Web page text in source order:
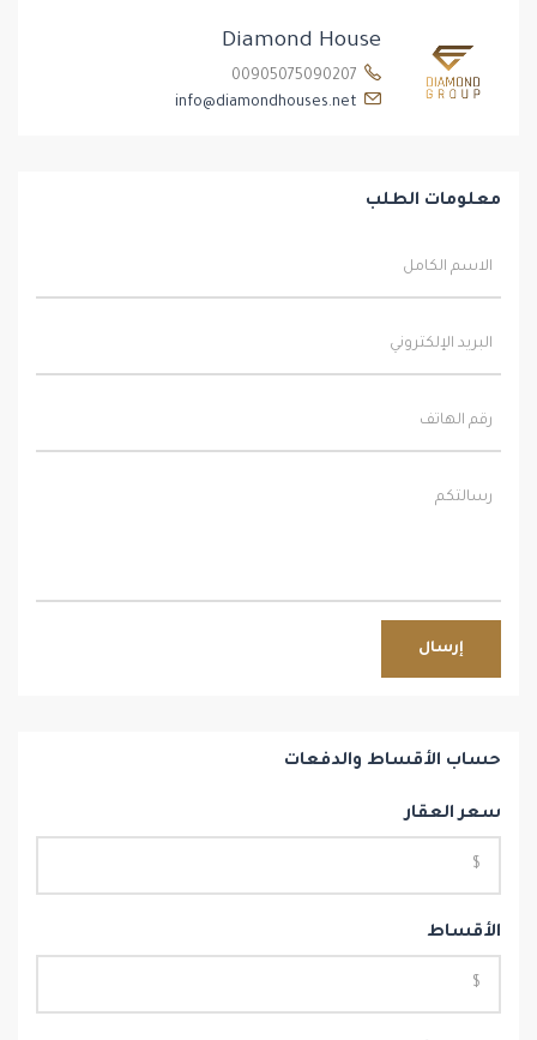
Diamond House
info@diamondhouses.net
معلومات الطلب
إرسال
حساب الأقساط والدفعات
سعر العقار
الأقساط